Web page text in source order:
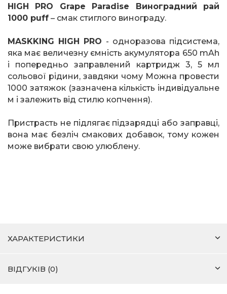
HIGH
PRO Grape Paradise Виноградний рай
1000 puff – смак стиглого винограду.
MASKKING HIGH PRO - одноразова підсистема,
яка має величезну ємність акумулятора 650 mAh
і попередньо заправлений картридж 3, 5 мл
сольової рідини, завдяки чому Можна провести
1000 затяжок (зазначена кількість індивідуальне
м і залежить від стилю копчення).
Пристрасть не підлягає підзарядці або заправці,
вона має безліч смакових добавок, тому кожен
може вибрати свою улюблену.
ХАРАКТЕРИСТИКИ
ВІДГУКІВ (0)